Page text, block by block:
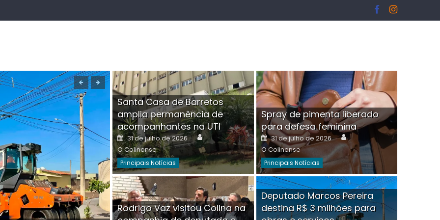
Boutique na Av. Ângelo Martins Tristão é
invadida por criminoso mascarado
Santa Casa de Barretos
amplia permanência de
acompanhantes na UTI
Posted
on
31 de julho de 2026 Author
O Colinense
Principais Notícias
Spray de pimenta liberado
para defesa feminina
Posted
on
31 de julho de 2026 Author
O Colinense
Principais Notícias
Rodrigo Vaz visitou Colina na
Deputado Marcos Pereira
destina R$ 3 milhões para